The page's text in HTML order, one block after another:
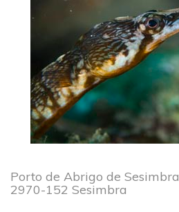
Porto de Abrigo de Sesimbra
2970-152 Sesimbra